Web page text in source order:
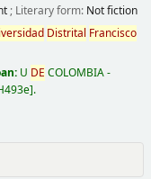
; Literary form: Not fiction
Distrital Francisco
U DE COLOMBIA -
.